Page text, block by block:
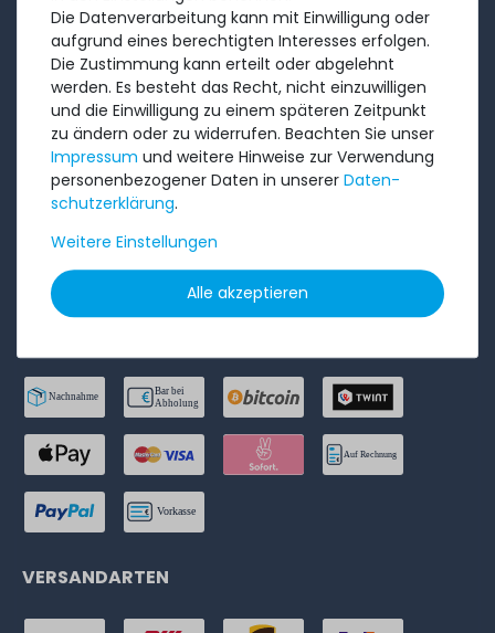
Die Datenverarbeitung kann mit Einwilligung oder
aufgrund eines berechtigten Interesses erfolgen.
Die Zustimmung kann erteilt oder abgelehnt
werden. Es besteht das Recht, nicht einzuwilligen
und die Einwilligung zu einem späteren Zeitpunkt
zu ändern oder zu widerrufen. Beachten Sie unser
Impressum und weitere Hinweise zur Verwendung
personenbezogener Daten in unserer Daten­
schutz­erklärung.
Weitere Einstellungen
Alle akzeptieren
AGB
Widerrufs­recht
Batterieentsorgung
Datenschutzerklärung
Barrierefreiheitserklärung
Impressum
VERSANDARTEN